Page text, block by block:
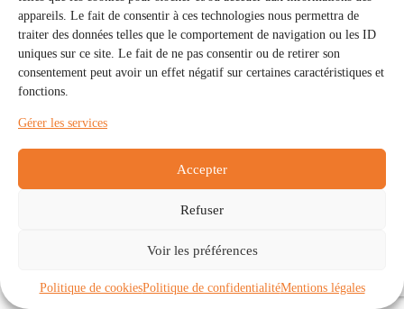
appareils. Le fait de consentir à ces technologies nous permettra de
traiter des données telles que le comportement de navigation ou les ID
uniques sur ce site. Le fait de ne pas consentir ou de retirer son
consentement peut avoir un effet négatif sur certaines caractéristiques et
fonctions.
Gérer les services
Accepter
Refuser
Voir les préférences
Politique de cookiesPolitique de confidentialitéMentions légales
Communautés
À propos
Politique de cookies (UE)